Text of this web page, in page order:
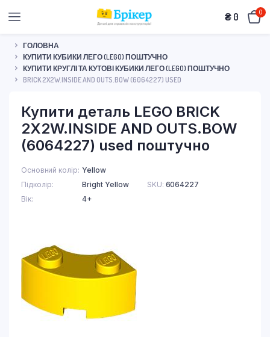
₴ 0 0
ГОЛОВНА
КУПИТИ КУБИКИ ЛЕГО (LEGO) ПОШТУЧНО
КУПИТИ КРУГЛІ ТА КУТОВІ КУБИКИ ЛЕГО (LEGO) ПОШТУЧНО
BRICK 2X2W.INSIDE AND OUTS.BOW (6064227) USED
Купити деталь LEGO BRICK
2X2W.INSIDE AND OUTS.BOW
(6064227) used поштучно
Основний колір Yellow
Підколір
Bright Yellow
Вік
4+
SKU: 6064227